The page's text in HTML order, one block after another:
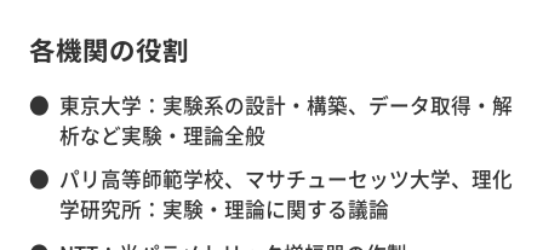
各機関の役割
● 東京大学：実験系の設計・構築、データ取得・解
析など実験・理論全般
● パリ高等師範学校、マサチューセッツ大学、理化
学研究所：実験・理論に関する議論